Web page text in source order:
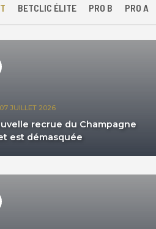
BETCLIC ÉLITE PRO B PRO A
JUILLET 2026
recrue du Champagne
est démasquée